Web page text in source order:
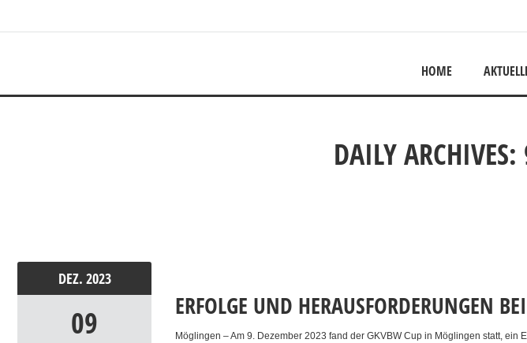
HOME
DAILY
DEZ. 2023
09 ERFOLGE UND HERAUSFORDERUNGEN
Möglingen – Am 9. Dezember 2023 fand der GKVBW Cup in Möglingen statt,